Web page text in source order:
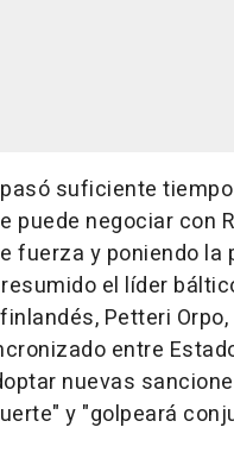
suficiente
puede negociar con
fuerza y poniendo la
el líder
Petteri
entre
nuevas
y "golpeará